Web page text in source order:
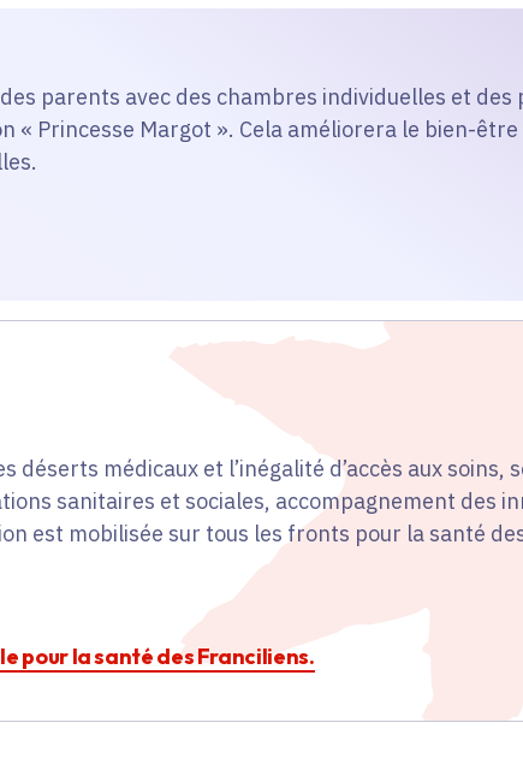
parents avec des chambres individuelles et des
« Princesse Margot ». Cela améliorera le bien-être
médicaux et l’inégalité d’accès aux soins,
sanitaires et sociales, accompagnement des
est mobilisée sur tous les fronts pour la santé
pour la santé des Franciliens.